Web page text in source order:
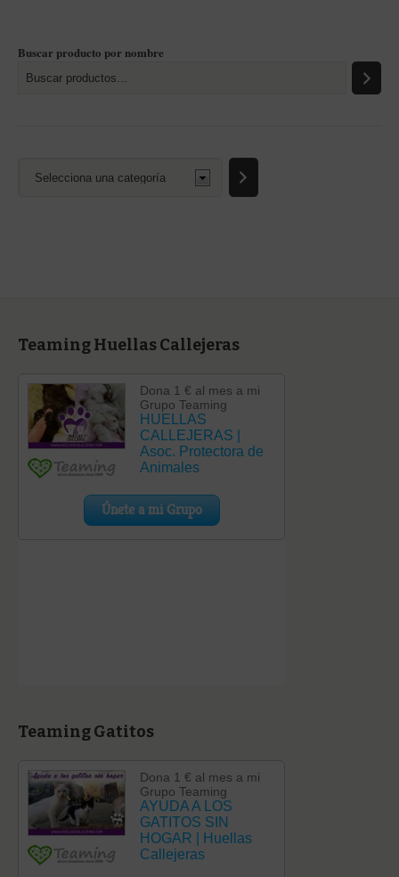
Buscar producto por nombre
Teaming Huellas Callejeras
Teaming Gatitos